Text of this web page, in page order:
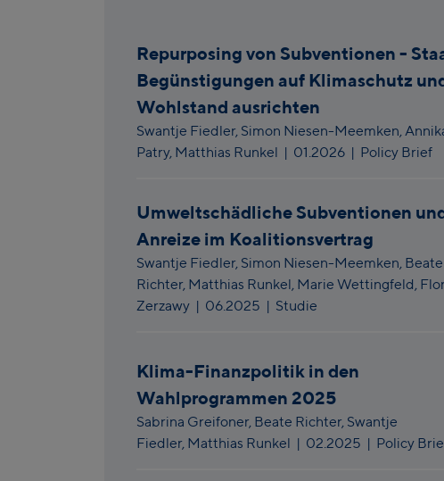
Repurposing von Subventionen -
Begünstigungen auf Klimaschutz
Wohlstand ausrichten
Swantje Fiedler, Simon Niesen-Meemken,
Patry, Matthias Runkel | 01.2026 | Policy Brief
Umweltschädliche Subventionen
Anreize im Koalitionsvertrag
Swantje Fiedler, Simon Niesen-Meemken, Beate
Richter, Matthias Runkel, Marie Wettingfeld,
Zerzawy | 06.2025 | Studie
Klima-Finanzpolitik in den
Wahlprogrammen 2025
Sabrina Greifoner, Beate Richter, Swantje
Fiedler, Matthias Runkel | 02.2025 | Policy